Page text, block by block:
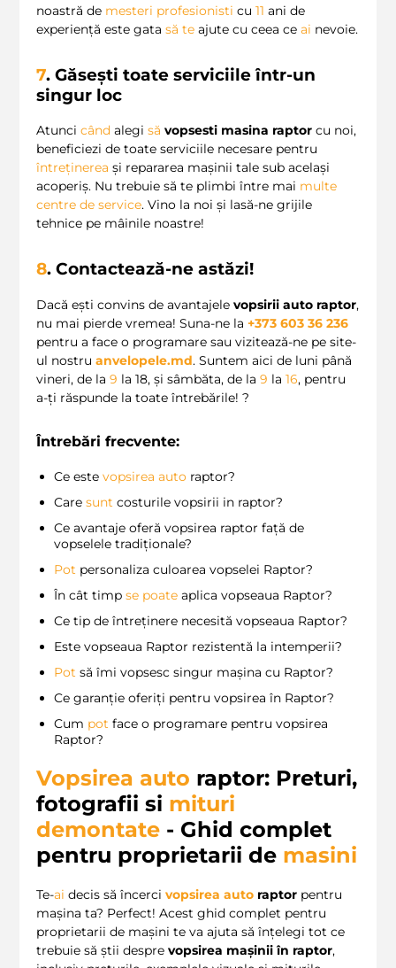
noastră de mesteri profesionisti cu 11 ani de
experiență este gata să te ajute cu ceea ce ai nevoie.
7. Găsești toate serviciile într-un
singur loc
Atunci când alegi să vopsesti masina raptor cu noi,
beneficiezi de toate serviciile necesare pentru
întreținerea și repararea mașinii tale sub același
acoperiș. Nu trebuie să te plimbi între mai multe
centre de service. Vino la noi și lasă-ne grijile
tehnice pe mâinile noastre!
8. Contactează-ne astăzi!
Dacă ești convins de avantajele vopsirii auto raptor,
nu mai pierde vremea! Suna-ne la +373 603 36 236
pentru a face o programare sau vizitează-ne pe site-
ul nostru anvelopele.md. Suntem aici de luni până
vineri, de la 9 la 18, și sâmbăta, de la 9 la 16, pentru
a-ți răspunde la toate întrebările! ?
Întrebări frecvente:
Ce este vopsirea auto raptor?
Care sunt costurile vopsirii in raptor?
Ce avantaje oferă vopsirea raptor față de
vopselele tradiționale?
Pot personaliza culoarea vopselei Raptor?
În cât timp se poate aplica vopseaua Raptor?
Ce tip de întreținere necesită vopseaua Raptor?
Este vopseaua Raptor rezistentă la intemperii?
Pot să îmi vopsesc singur mașina cu Raptor?
Ce garanție oferiți pentru vopsirea în Raptor?
Cum pot face o programare pentru vopsirea
Raptor?
Vopsirea auto raptor: Preturi,
fotografii si mituri
demontate - Ghid complet
pentru proprietarii de masini
Te-ai decis să încerci vopsirea auto raptor pentru
mașina ta? Perfect! Acest ghid complet pentru
proprietarii de mașini te va ajuta să înțelegi tot ce
trebuie să știi despre vopsirea mașinii în raptor,